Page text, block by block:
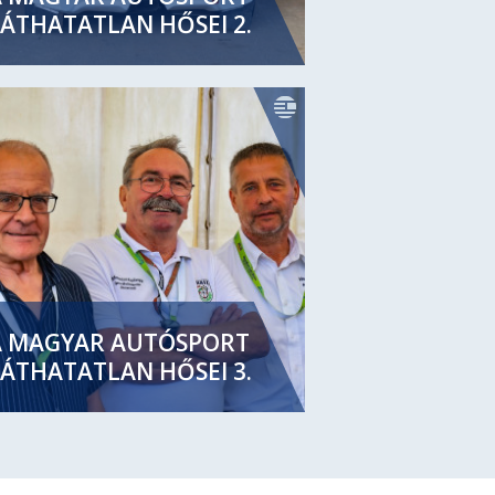
HŐSEI 2.
MAGYAR AUTÓSPORT
HŐSEI 3.